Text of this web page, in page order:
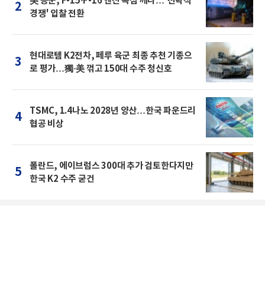
2
경쟁' 입찰 전환
3
현대로템 K2전차, 페루 육군 최종 추천 기종으
로 평가…獨·美 꺾고 150대 수주 청신호
4
TSMC, 1.4나노 2028년 양산…한국 파운드리
협공 비상
5
폴란드, 에이브럼스 300대 추가 검토한다지만
한국 K2 수주 굳건